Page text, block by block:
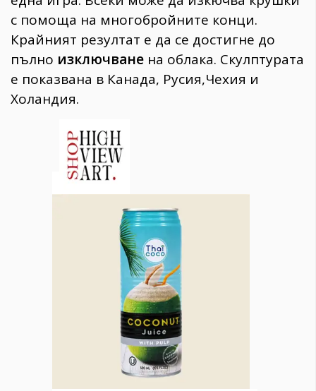
с помоща на многобройните конци.
Крайният резултат е да се достигне до
пълно изключване на облака. Скулптурата
е показвана в Канада, Русия,Чехия и
Холандия.